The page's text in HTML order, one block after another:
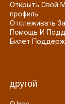
Открыть Свой
профиль
Отслеживать
Помощь И
Билет
другой